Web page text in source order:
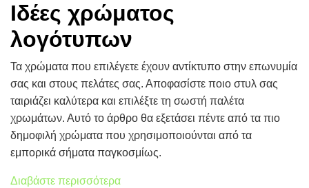
Ιδέες χρώματος
λογότυπων
Τα χρώματα που επιλέγετε έχουν αντίκτυπο στην επωνυμία
σας και στους πελάτες σας. Αποφασίστε ποιο στυλ σας
ταιριάζει καλύτερα και επιλέξτε τη σωστή παλέτα
χρωμάτων. Αυτό το άρθρο θα εξετάσει πέντε από τα πιο
δημοφιλή χρώματα που χρησιμοποιούνται από τα
εμπορικά σήματα παγκοσμίως.
Διαβάστε περισσότερα